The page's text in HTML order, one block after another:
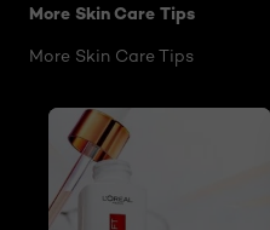
More Skin Care Tips
More Skin Care Tips